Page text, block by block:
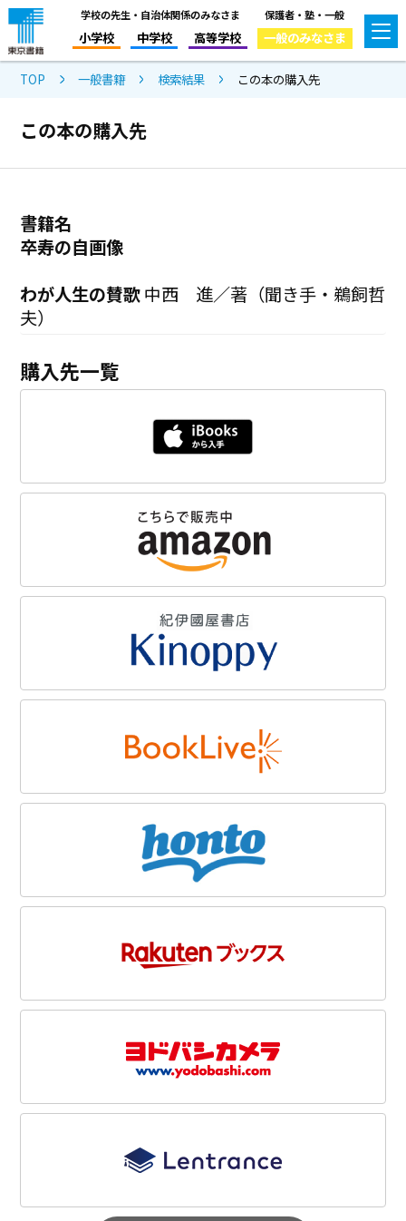
学校の先生・自治体関係のみなさま
小学校 中学校 高等学校
保護者・塾・一般
一般のみなさま
TOP 一般書籍 検索結果 この本の購入先
この本の購入先
書籍名
卒寿の自画像
わが人生の賛歌中西 進／著（聞き手・鵜飼哲
夫）
購入先一覧